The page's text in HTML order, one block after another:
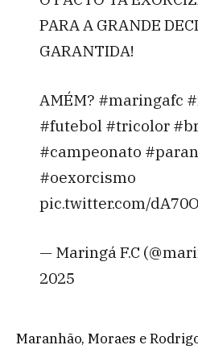
PARA A GRANDE
GARANTIDA!
AMÉM? #maringafc
#futebol #tricolor
#campeonato
#oexorcismo
pic.twitter.com/
— Maringá F.C
2025
Maranhão, Moraes e